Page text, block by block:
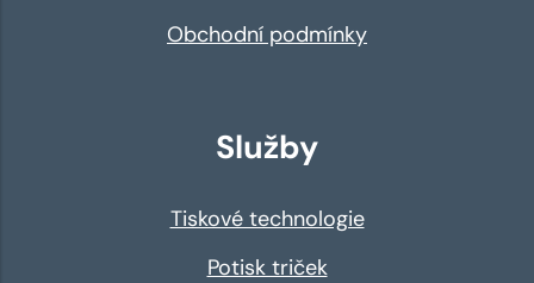
Obchodní podmínky
Služby
Tiskové technologie
Potisk triček